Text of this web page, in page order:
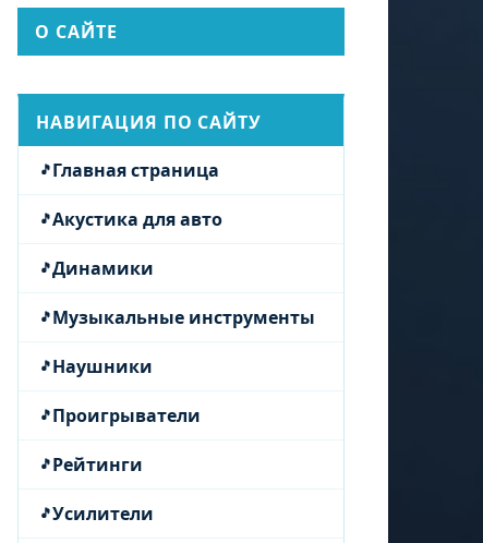
О САЙТЕ
НАВИГАЦИЯ ПО САЙТУ
Главная страница
Акустика для авто
Динамики
Музыкальные инструменты
Наушники
Проигрыватели
Рейтинги
Усилители